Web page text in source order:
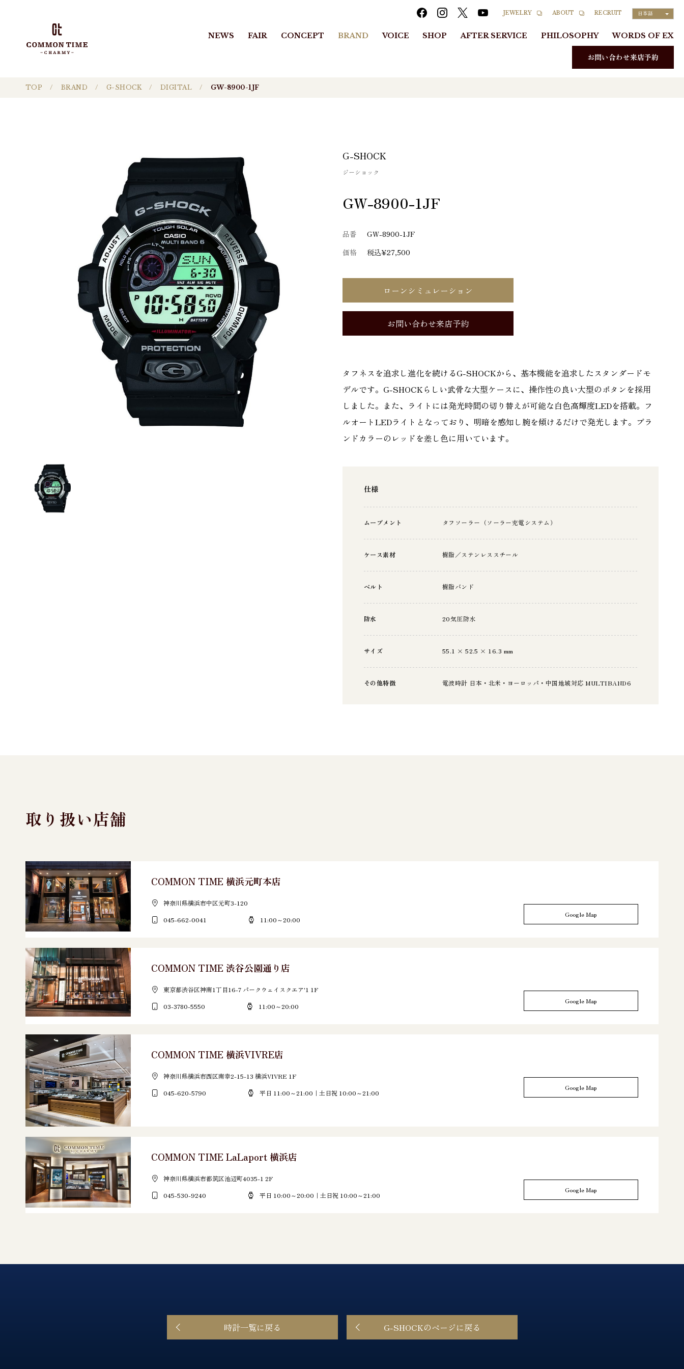
JEWELRY ABOUT RECRUIT 日本語
NEWS FAIR CONCEPT BRAND VOICE SHOP AFTER SERVICE PHILOSOPHY WORDS OF EX
お問い合わせ来店予約
TOP BRAND G-SHOCK DIGITAL GW-8900-1JF
G-SHOCK
ジーショック
GW-8900-1JF
品番
GW-8900-1JF
価格
税込¥27,500
ローンシミュレーション
お問い合わせ来店予約
タフネスを追求し進化を続けるG-SHOCKから、基本機能を追求したスタンダードモ
デルです。G-SHOCKらしい武骨な大型ケースに、操作性の良い大型のボタンを採用
しました。また、ライトには発光時間の切り替えが可能な白色高輝度LEDを搭載。フ
ルオートLEDライトとなっており、明暗を感知し腕を傾けるだけで発光します。ブラ
ンドカラーのレッドを差し色に用いています。
仕様
ムーブメント タフソーラー（ソーラー充電システム）
ケース素材 樹脂／ステンレススチール
ベルト 樹脂バンド
防水 20気圧防水
サイズ 55.1 × 52.5 × 16.3 mm
その他特徴 電波時計 日本・北米・ヨーロッパ・中国地域対応 MULTIBAND6
取り扱い店舗
COMMON TIME 横浜元町本店
神奈川県横浜市中区元町3-120
045-662-0041
11:00～20:00
Google Map
COMMON TIME 渋谷公園通り店
東京都渋谷区神南1丁目16-7 パークウェイスクエア'1 1F
03-3780-5550
11:00～20:00
Google Map
COMMON TIME 横浜VIVRE店
神奈川県横浜市西区南幸2-15-13 横浜VIVRE 1F
045-620-5790
平日 11:00～21:00｜土日祝 10:00～21:00
Google Map
COMMON TIME LaLaport 横浜店
神奈川県横浜市都筑区池辺町4035-1 2F
045-530-9240
平日 10:00～20:00｜土日祝 10:00～21:00
Google Map
時計一覧に戻る G-SHOCKのページに戻る